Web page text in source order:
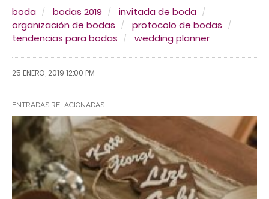
boda bodas 2019
invitada de boda
organización de bodas
protocolo de bodas
tendencias para bodas
wedding planner
25 ENERO, 2019 12:00 PM
ENTRADAS RELACIONADAS